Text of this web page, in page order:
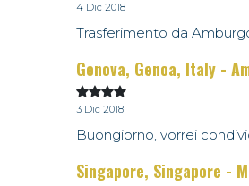
4 Dic 2018
Trasferimento da
Genova, Genoa, Italy -
3 Dic 2018
Buongiorno, vorrei
Singapore, Singapore -